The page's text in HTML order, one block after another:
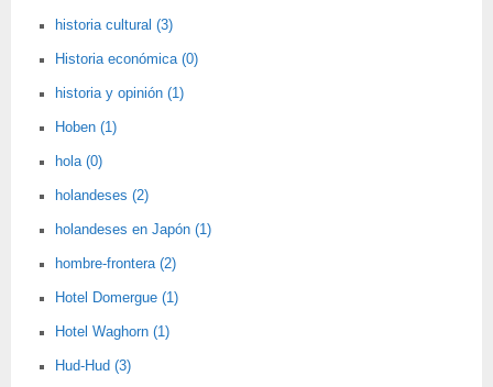
historia cultural (3)
Historia económica (0)
historia y opinión (1)
Hoben (1)
hola (0)
holandeses (2)
holandeses en Japón (1)
hombre-frontera (2)
Hotel Domergue (1)
Hotel Waghorn (1)
Hud-Hud (3)